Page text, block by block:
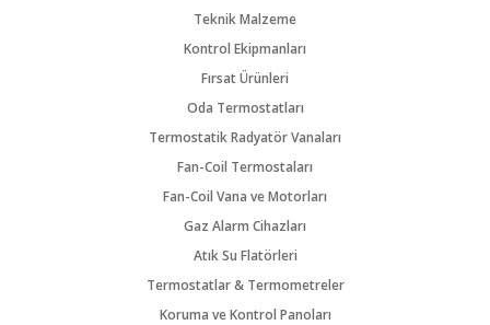
Teknik Malzeme
Kontrol Ekipmanları
Fırsat Ürünleri
Oda Termostatları
Termostatik Radyatör Vanaları
Fan-Coil Termostaları
Fan-Coil Vana ve Motorları
Gaz Alarm Cihazları
Atık Su Flatörleri
Termostatlar & Termometreler
Koruma ve Kontrol Panoları